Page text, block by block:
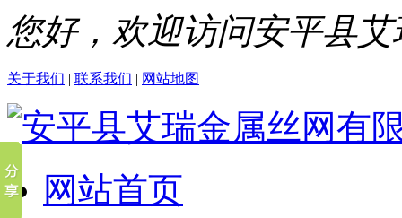
您好，欢迎访问安平县
关于我们 | 联系我们 | 网站地图
网站首页